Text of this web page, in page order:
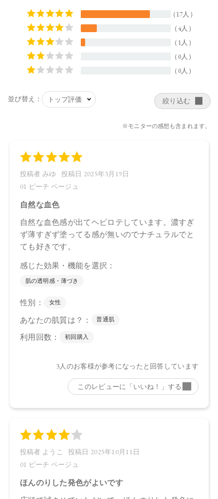
ーンスターチ、ステアリン酸Mg、酸化鉄、グンジョウ、赤
226、水酸化Al、合成フルオロフロゴパイト、ステアリン酸
【原産国】
店舗でお問い合わせの際には、下記品番をお伝え下さい。
・01 ピーチ ベージュ：4570106731048
・03 チアリ―フェイス：4570106731062
【店舗発売日】
CosmeKitchen 2024/3/13
Biople 2024/3/13
Make↗Kitchen 2024/3/13
舗にお問い合わせください。
※発売日は予告なく変更する可能性がございます。予めご了
承ください。
※通常はご注文より１～３営業日での発送となります。
商品によっては、お届けまで１～２週間かかる場合がござい
●パッケージはリニューアル等の理由により、写真と異なる場
合がございます。
●パッケージのリニューアル等の理由により、成分・処方が記
●予告なくパッケージ仕様が変更になる場合がございます。